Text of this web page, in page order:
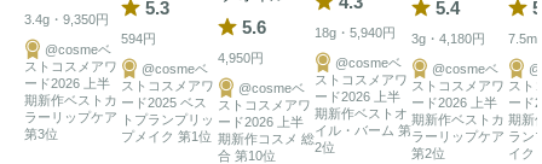
*1 すべての方に皮膚刺激が起きないわけではありません
*2 バニリルブチル（温感成分）、メントキシプロパンジオー
ル（清涼感成分）
*3 （バルミチン酸／エチルヘキサン酸）デキストリン（保湿
3.4g・9,350円
@cosmeベ
ストコスメアワ
ード2026 上半
期新作ベストカ
ラーリップケア
第3位
5.3
594円
@cosmeベ
ストコスメアワ
ード2025 ベス
トプランプリッ
プメイク 第1位
5.6
4,950円
@cosmeベ
ストコスメアワ
ード2026 上半
期新作コスメ 総
合 第10位
18g・5,940円
@cosmeベ
ストコスメアワ
ード2026 上半
期新作ベストオ
イル・バーム 第
2位
5.4
3g・4,180円
@cosmeベ
ストコスメアワ
ード2026 上半
期新作ベストカ
ラーリップケア
第2位
スト
ード
期新
ラン
イク